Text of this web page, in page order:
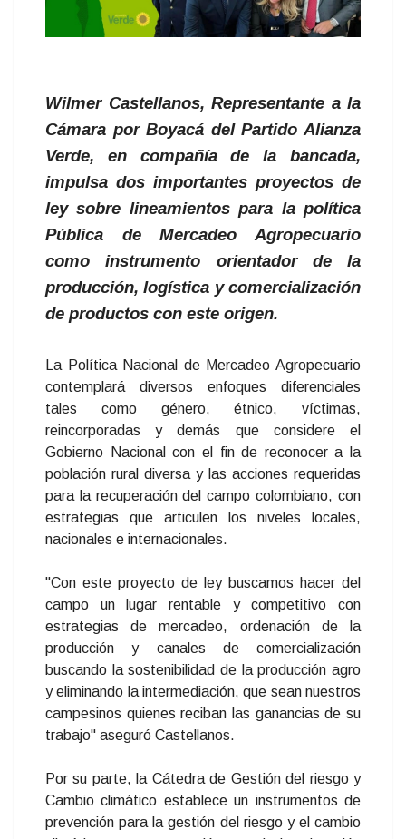
Wilmer Castellanos, Representante a la
Cámara por Boyacá del Partido Alianza
Verde, en compañía de la bancada,
impulsa dos importantes proyectos de
ley sobre lineamientos para la política
Pública de Mercadeo Agropecuario
como instrumento orientador de la
producción, logística y comercialización
de productos con este origen.
La Política Nacional de Mercadeo Agropecuario
contemplará diversos enfoques diferenciales
tales como género, étnico, víctimas,
reincorporadas y demás que considere el
Gobierno Nacional con el fin de reconocer a la
población rural diversa y las acciones requeridas
para la recuperación del campo colombiano, con
estrategias que articulen los niveles locales,
nacionales e internacionales.
"Con este proyecto de ley buscamos hacer del
campo un lugar rentable y competitivo con
estrategias de mercadeo, ordenación de la
producción y canales de comercialización
buscando la sostenibilidad de la producción agro
y eliminando la intermediación, que sean nuestros
campesinos quienes reciban las ganancias de su
trabajo" aseguró Castellanos.
Por su parte, la Cátedra de Gestión del riesgo y
Cambio climático establece un instrumentos de
prevención para la gestión del riesgo y el cambio